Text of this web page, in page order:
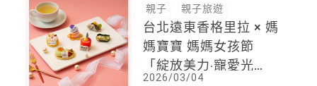
親子 親子旅遊
台北遠東香格里拉 × 媽
媽寶寶 媽媽女孩節